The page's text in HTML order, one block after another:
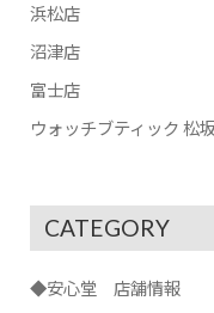
浜松店
沼津店
富士店
ウォッチブティック 松
CATEGORY
◆安心堂 店舗情報